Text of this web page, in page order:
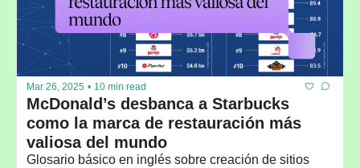
Mar 26, 2025 • 10 min read
McDonald’s desbanca a Starbucks
como la marca de restauración más
valiosa del mundo
Glosario básico en inglés sobre creación de sitios